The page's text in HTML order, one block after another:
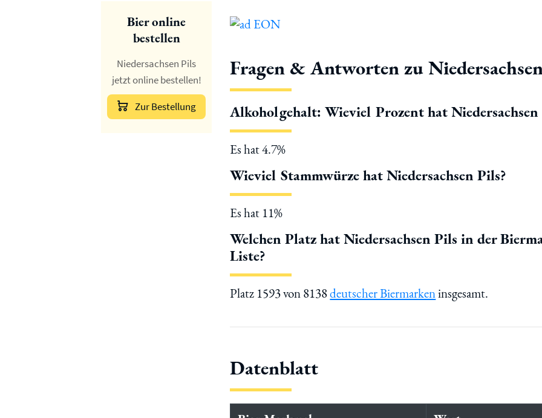
Bier online
bestellen
Niedersachsen Pils
jetzt online bestellen!
Zur Bestellung
Fragen & Antworten zu
Alkoholgehalt: Wieviel Prozent hat Niedersachsen
Es hat 4.7%
Wieviel Stammwürze hat Niedersachsen Pils?
Es hat 11%
Welchen Platz hat Niedersachsen Pils in der
Liste?
Platz 1593 von 8138deutscher Biermarkeninsgesamt.
Datenblatt